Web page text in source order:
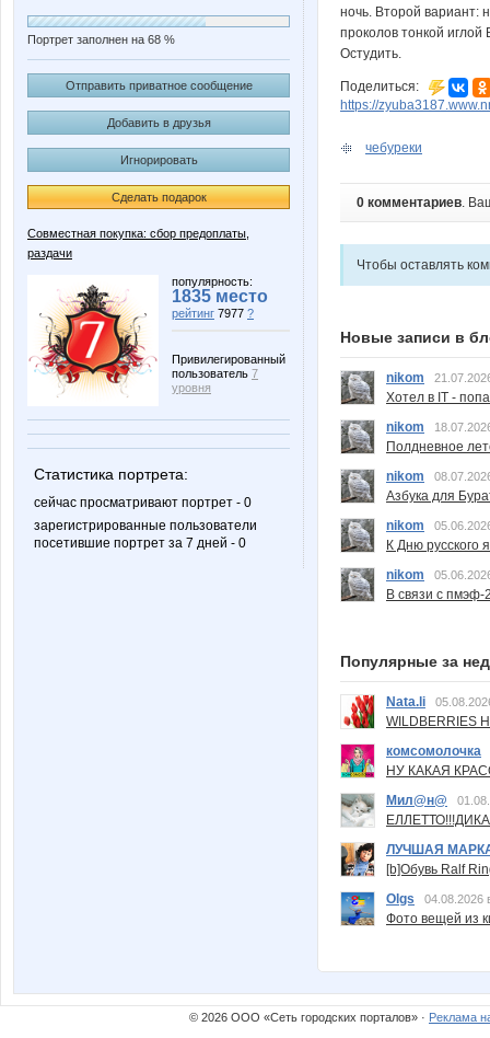
Портрет заполнен на 68 %
Отправить приватное сообщение
Добавить в друзья
Игнорировать
Сделать подарок
Совместная покупка: сбор предоплаты,
раздачи
популярность:
1835 место
рейтинг 7977 ?
Привилегированный
пользователь 7
уровня
Статистика портрета:
сейчас просматривают портрет - 0
зарегистрированные пользователи
посетившие портрет за 7 дней - 0
ночь. Второй вариант:
проколов тонкой
Остудить.
Поделиться:
https://
чебуреки
0 комментариев.
Чтобы оставлять
Новые записи в
nikom
Хотел в IT -
nikom
Полдневное
nikom
Азбука для
nikom
К Дню русского
nikom
В связи с пмэф-
Популярные за
Nata.li
комсомолочка
НУ КАКАЯ
Мил@н@
ЛУЧШАЯ
[b]Обувь Ralf
Olgs
04.08.2026
Фото вещей из
© 2026 ООО «Сеть городских порталов» · Реклама